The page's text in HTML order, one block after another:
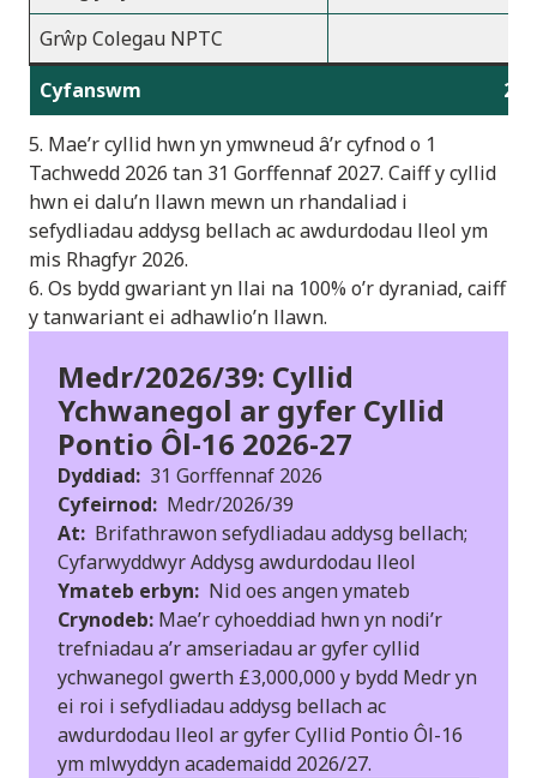
Grŵp Colegau NPTC
Cyfanswm
5. Mae’r cyllid hwn yn ymwneud â’r cyfnod o 1
Tachwedd 2026 tan 31 Gorffennaf 2027. Caiff y cyllid
hwn ei dalu’n llawn mewn un rhandaliad i
sefydliadau addysg bellach ac awdurdodau lleol ym
mis Rhagfyr 2026.
6. Os bydd gwariant yn llai na 100% o’r dyraniad, caiff
y tanwariant ei adhawlio’n llawn.
Medr/2026/39: Cyllid
Ychwanegol ar gyfer Cyllid
Pontio Ôl-16 2026-27
Dyddiad: 31 Gorffennaf 2026
Cyfeirnod: Medr/2026/39
At: Brifathrawon sefydliadau addysg bellach;
Cyfarwyddwyr Addysg awdurdodau lleol
Ymateb erbyn: Nid oes angen ymateb
Crynodeb: Mae’r cyhoeddiad hwn yn nodi’r
trefniadau a’r amseriadau ar gyfer cyllid
ychwanegol gwerth £3,000,000 y bydd Medr yn
ei roi i sefydliadau addysg bellach ac
awdurdodau lleol ar gyfer Cyllid Pontio Ôl-16
ym mlwyddyn academaidd 2026/27.